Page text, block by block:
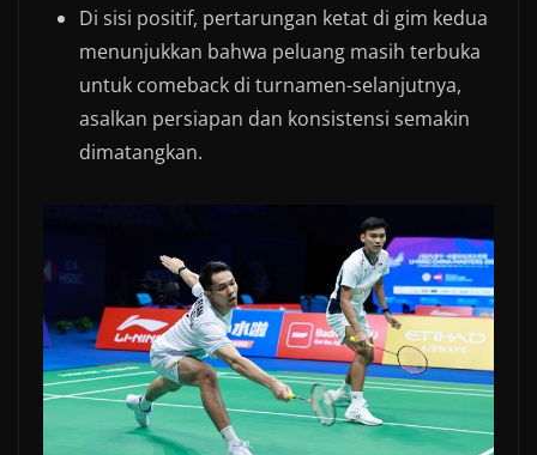
Di sisi positif, pertarungan ketat di gim kedua
menunjukkan bahwa peluang masih terbuka
untuk comeback di turnamen-selanjutnya,
asalkan persiapan dan konsistensi semakin
dimatangkan.